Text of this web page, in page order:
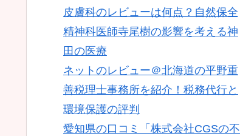
皮膚科のレビューは何点？自然保全
精神科医師寺尾樹の影響を考える神
田の医療
ネットのレビュー＠北海道の平野重
善税理士事務所を紹介！税務代行と
環境保護の評判
愛知県の口コミ「株式会社CGSの不